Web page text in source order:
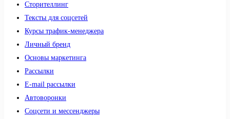
Сторителлинг
Тексты для соцсетей
Курсы трафик-менеджера
Личный бренд
Основы маркетинга
Рассылки
E-mail рассылки
Автоворонки
Соцсети и мессенджеры